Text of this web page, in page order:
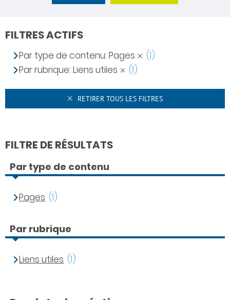
FILTRES ACTIFS
Par type de contenu: Pages
(1)
Par rubrique: Liens utiles
(1)
RETIRER TOUS LES FILTRES
FILTRE DE RÉSULTATS
Par type de contenu
Pages (1)
Par rubrique
Liens utiles (1)